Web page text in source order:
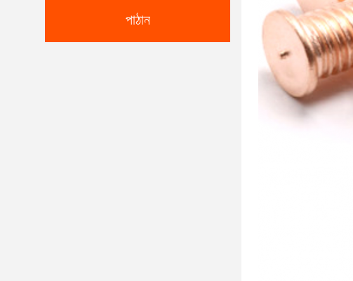
পাঠান